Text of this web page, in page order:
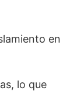
en
lo que